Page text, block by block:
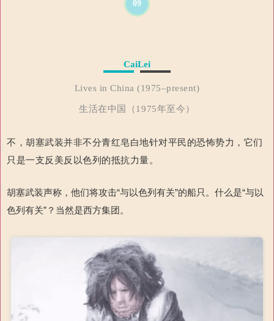
09
CaiLei
Lives in China (1975–present)
生活在中国（1975年至今）
不，胡塞武装并非不分青红皂白地针对平民的恐怖势力，它们
只是一支反美反以色列的抵抗力量。
胡塞武装声称，他们将攻击“与以色列有关”的船只。什么是“与以
色列有关”？当然是西方集团。